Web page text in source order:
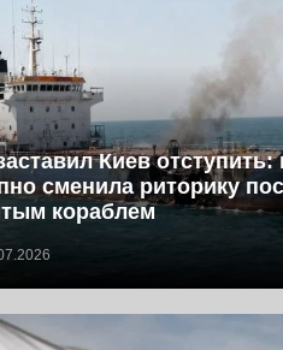
Киев отступить:
сменила риторику
кораблем